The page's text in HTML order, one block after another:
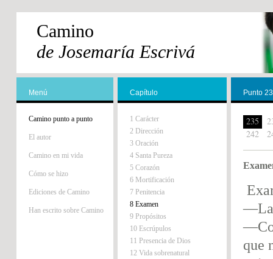
Camino
de Josemaría Escrivá
Menú
Camino punto a punto
El autor
Camino en mi vida
Cómo se hizo
Ediciones de Camino
Han escrito sobre Camino
Capítulo
1 Carácter
2 Dirección
3 Oración
4 Santa Pureza
5 Corazón
6 Mortificación
7 Penitencia
8 Examen
9 Propósitos
10 Escrúpulos
11 Presencia de Dios
12 Vida sobrenatural
Punto
235
242
que